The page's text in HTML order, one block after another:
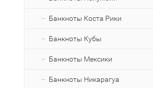
Банкноты Коста Рики
Банкноты Кубы
Банкноты Мексики
Банкноты Никарагуа